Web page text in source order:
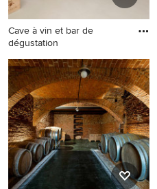
Cave à vin et bar de
dégustation